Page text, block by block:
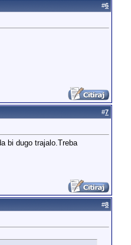
#6
#7
bi dugo trajalo.Treba
#8